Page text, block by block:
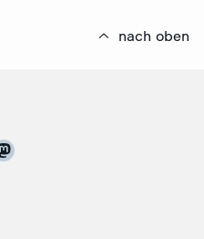
nach oben